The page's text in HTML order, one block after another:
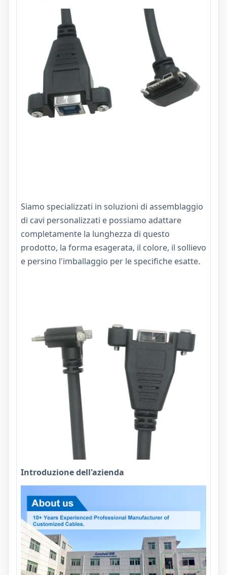
Siamo specializzati in soluzioni di assemblaggio
di cavi personalizzati e possiamo adattare
completamente la lunghezza di questo
prodotto, la forma esagerata, il colore, il sollievo
e persino l'imballaggio per le specifiche esatte.
Introduzione dell'azienda